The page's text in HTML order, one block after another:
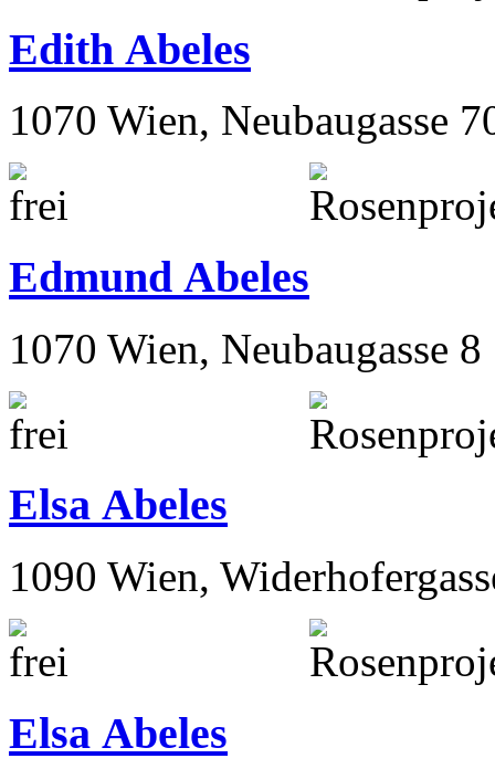
Edith Abeles
1070 Wien, Neubaugasse
Edmund Abeles
1070 Wien, Neubaugasse 8
Elsa Abeles
1090 Wien,
Elsa Abeles